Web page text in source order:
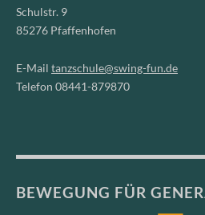
Schulstr. 9
85276 Pfaffenhofen
E-Mail tanzschule@swing-fun.de
Telefon 08441-879870
BEWEGUNG FÜR